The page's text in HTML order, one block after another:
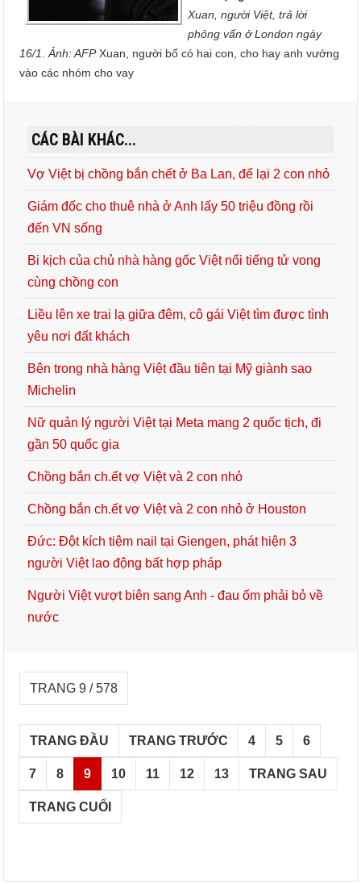
Xuan, người Việt, trả lời
phỏng vấn ở London ngày
16/1. Ảnh: AFPXuan, người bố có hai con, cho hay anh vướng
vào các nhóm cho vay
CÁC BÀI KHÁC...
Vợ Việt bị chồng bắn chết ở Ba Lan, để lại 2 con nhỏ
Giám đốc cho thuê nhà ở Anh lấy 50 triệu đồng rồi
đến VN sống
Bi kịch của chủ nhà hàng gốc Việt nổi tiếng tử vong
cùng chồng con
Liều lên xe trai lạ giữa đêm, cô gái Việt tìm được tình
yêu nơi đất khách
Bên trong nhà hàng Việt đầu tiên tại Mỹ giành sao
Michelin
Nữ quản lý người Việt tại Meta mang 2 quốc tịch, đi
gần 50 quốc gia
Chồng bắn ch.ết vợ Việt và 2 con nhỏ
Chồng bắn ch.ết vợ Việt và 2 con nhỏ ở Houston
Đức: Đột kích tiệm nail tại Giengen, phát hiện 3
người Việt lao động bất hợp pháp
Người Việt vượt biên sang Anh - đau ốm phải bỏ về
nước
TRANG 9 / 578
TRANG ĐẦU TRANG TRƯỚC 4 5 6
7 8 9 10 11 12 13 TRANG SAU
TRANG CUỐI